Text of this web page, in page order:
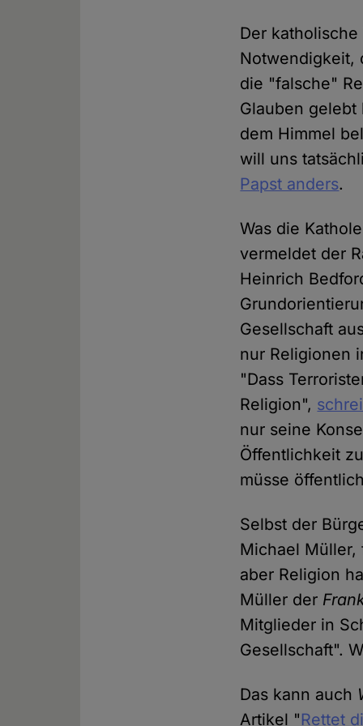
Der
Notwendigkeit,
die "falsche"
Glauben
dem Himmel
will uns
Papst anders.
Was die
vermeldet der
Heinrich
Gesellschaft
nur Religionen
"Dass
Religion",
nur seine
Öffentlichkeit
müsse
Selbst der
Michael Müller,
aber Religion
Müller der
Mitglieder in
Gesellschaft".
Das kann auch
Artikel "Rettet